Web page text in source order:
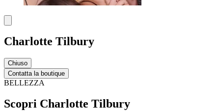
Charlotte Tilbury
Chiuso
Contatta la boutique
BELLEZZA
Scopri Charlotte Tilbury